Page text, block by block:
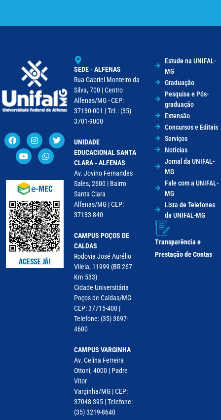
SEDE - ALFENAS
Rua Gabriel Monteiro da
Silva, 700 | Centro
Alfenas/MG - CEP:
37130-001 | Tel.: (35)
3701-9000
UNIDADE
EDUCACIONAL SANTA
CLARA - ALFENAS
Av. Jovino Fernandes
Sales, 2600 | Bairro
Santa Clara
Alfenas/MG | CEP:
37133-840
CAMPUS POÇOS DE
CALDAS
Rodovia José Aurélio
Vilela, 11999 (BR 267
Km 533)
Cidade Universitária
Poços de Caldas/MG
CEP: 37715-400 |
Telefone: (35) 3697-
4600
CAMPUS VARGINHA
Av. Celina Ferreira
Ottoni, 4000 | Padre
Vitor
Varginha/MG | CEP:
37048-395 | Telefone:
(35) 3219-8640
Estude na UNIFAL-
MG
Graduação
Pesquisa e Pós-
graduação
Extensão
Concursos e Editais
Serviços
Notícias
Jornal da UNIFAL-
MG
Fale com a UNIFAL-
MG
Lista de Telefones
da UNIFAL-MG
Transparência e
Prestação de Contas